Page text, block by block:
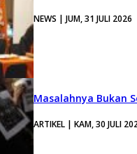
NEWS | JUM, 31 JULI 2026
Masalahnya Bukan
ARTIKEL | KAM, 30 JULI